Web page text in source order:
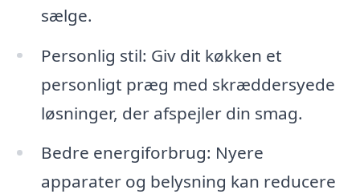
sælge.
Personlig stil: Giv dit køkken et
personligt præg med skræddersyede
løsninger, der afspejler din smag.
Bedre energiforbrug: Nyere
apparater og belysning kan reducere